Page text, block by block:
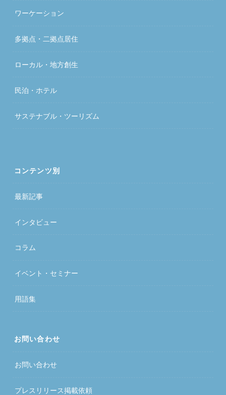
ワーケーション
多拠点・二拠点居住
ローカル・地方創生
民泊・ホテル
サステナブル・ツーリズム
コンテンツ別
最新記事
インタビュー
コラム
イベント・セミナー
用語集
お問い合わせ
お問い合わせ
プレスリリース掲載依頼